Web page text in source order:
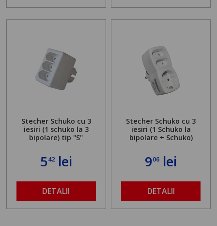
Stecher Schuko cu 3
iesiri (1 schuko la 3
bipolare) tip "S"
542lei
DETALII
Stecher Schuko cu 3
iesiri (1 Schuko la
bipolare + Schuko)
906 lei
DETALII